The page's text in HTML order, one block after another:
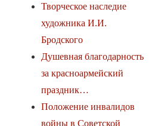
Творческое наследие
художника И.И.
Бродского
Душевная благодарность
за красноармейский
праздник…
Положение инвалидов
войны в Советской